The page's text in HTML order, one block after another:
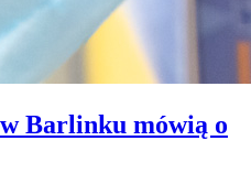
Barlinku mówią o